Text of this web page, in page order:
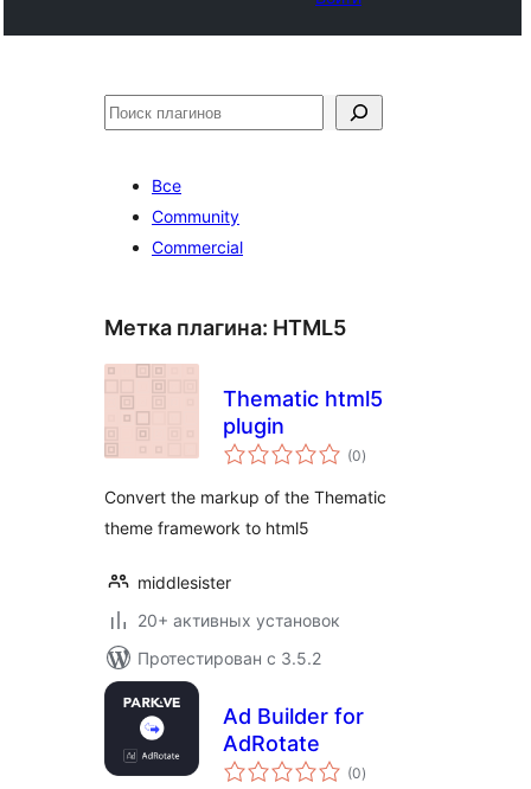
Поиск
Все
Community
Commercial
Метка плагина: HTML5
Thematic html5
plugin
(0общий
рейтинг
)
Convert the markup of the Thematic
theme framework to html5
middlesister
20+ активных установок
Протестирован с 3.5.2
Ad Builder for
AdRotate
(0общий
рейтинг
)